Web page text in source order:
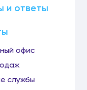
и ответы
офис
службы